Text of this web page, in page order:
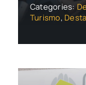
Categories:
Turismo,